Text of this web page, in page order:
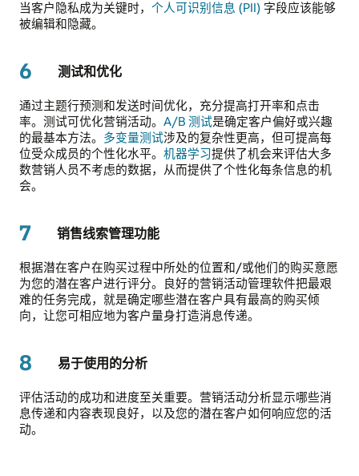
当客户隐私成为关键时， 个人可识别信息 (PII) 字段应该能够
被编辑和隐藏。
6 测试和优化
通过主题行预测和发送时间优化，充分提高打开率和点击
率。测试可优化营销活动。 A/B 测试是确定客户偏好或兴趣
的最基本方法。 多变量测试涉及的复杂性更高，但可提高每
位受众成员的个性化水平。 机器学习提供了机会来评估大多
数营销人员不考虑的数据，从而提供了个性化每条信息的机
会。
7 销售线索管理功能
根据潜在客户在购买过程中所处的位置和/或他们的购买意愿
为您的潜在客户进行评分。良好的营销活动管理软件把最艰
难的任务完成，就是确定哪些潜在客户具有最高的购买倾
向，让您可相应地为客户量身打造消息传递。
8 易于使用的分析
评估活动的成功和进度至关重要。营销活动分析显示哪些消
息传递和内容表现良好，以及您的潜在客户如何响应您的活
动。